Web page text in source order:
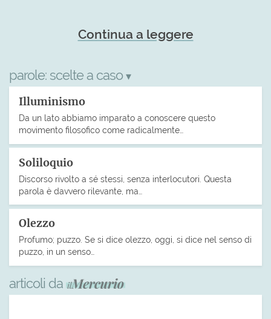
Continua a leggere
parole: scelte a caso ▾
Illuminismo
Da un lato abbiamo imparato a conoscere questo
movimento filosofico come radicalmente…
Soliloquio
Discorso rivolto a sé stessi, senza interlocutori. Questa
parola è davvero rilevante, ma…
Olezzo
Profumo; puzzo. Se si dice olezzo, oggi, si dice nel senso di
puzzo, in un senso…
articoli da